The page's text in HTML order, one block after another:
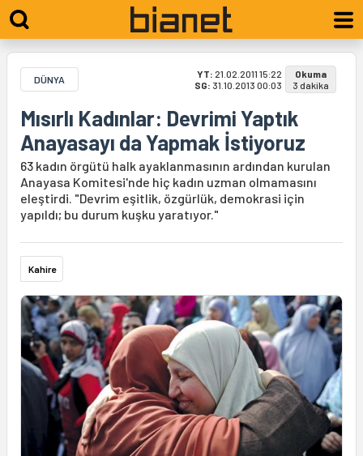
DÜNYA YT: 21.02.2011 15:22
SG: 31.10.2013 00:03
Okuma
3 dakika
Mısırlı Kadınlar: Devrimi Yaptık
Anayasayı da Yapmak İstiyoruz
63 kadın örgütü halk ayaklanmasının ardından kurulan
Anayasa Komitesi'nde hiç kadın uzman olmamasını
eleştirdi. "Devrim eşitlik, özgürlük, demokrasi için
yapıldı; bu durum kuşku yaratıyor."
Kahire